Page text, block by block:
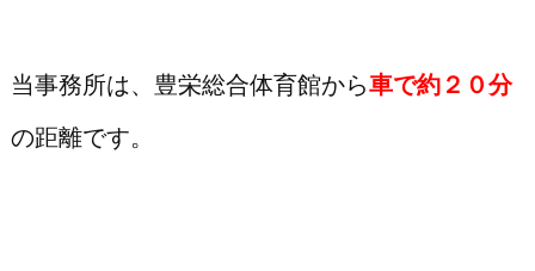
当事務所は、豊栄総合体育館から車で約２０分
の距離です。